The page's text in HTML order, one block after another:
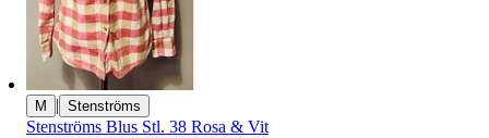
M | Stenströms
Stenströms Blus Stl. 38 Rosa & Vit